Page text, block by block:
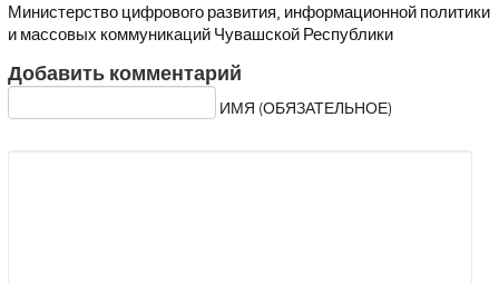
Министерство цифрового развития, информационной политики
и массовых коммуникаций Чувашской Республики
Добавить комментарий
ИМЯ (ОБЯЗАТЕЛЬНОЕ)